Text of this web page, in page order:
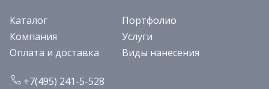
Каталог
Портфолио
Компания
Услуги
Оплата и доставка
Виды нанесения
+7(495) 241-5-528